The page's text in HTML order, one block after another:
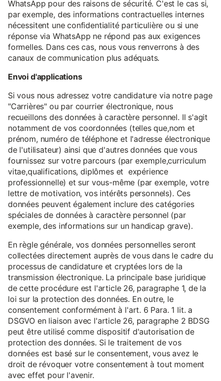
WhatsApp pour des raisons de sécurité. C'est le cas si,
par exemple, des informations contractuelles internes
nécessitent une confidentialité particulière ou si une
réponse via WhatsApp ne répond pas aux exigences
formelles. Dans ces cas, nous vous renverrons à des
canaux de communication plus adéquats.
Envoi d'applications
Si vous nous adressez votre candidature via notre page
"Carrières" ou par courrier électronique, nous
recueillons des données à caractère personnel. Il s'agit
notamment de vos coordonnées (telles que,nom et
prénom, numéro de téléphone et l'adresse électronique
de l'utilisateur) ainsi que d'autres données que vous
fournissez sur votre parcours (par exemple,curriculum
vitae,qualifications, diplômes et expérience
professionnelle) et sur vous-même (par exemple, votre
lettre de motivation, vos intérêts personnels). Ces
données peuvent également inclure des catégories
spéciales de données à caractère personnel (par
exemple, des informations sur un handicap grave).
En règle générale, vos données personnelles seront
collectées directement auprès de vous dans le cadre du
processus de candidature et cryptées lors de la
transmission électronique. La principale base juridique
de cette procédure est l'article 26, paragraphe 1, de la
loi sur la protection des données. En outre, le
consentement conformément à l'art. 6 Para. 1 lit. a
DSGVO en liaison avec l'article 26, paragraphe 2 BDSG
peut être utilisé comme dispositif d'autorisation de
protection des données. Si le traitement de vos
données est basé sur le consentement, vous avez le
droit de révoquer votre consentement à tout moment
avec effet pour l'avenir.